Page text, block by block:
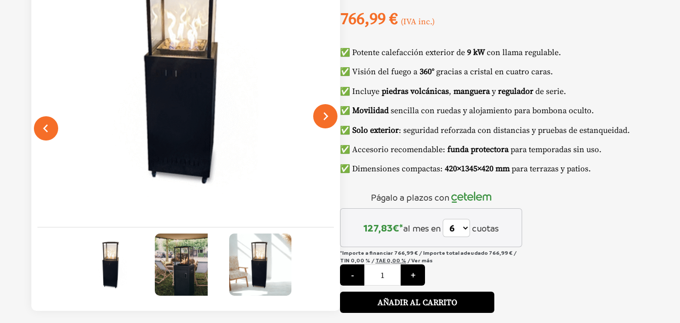
766,99€ (IVA inc.)
✅ Potente calefacción exterior de9 kWcon llama regulable.
✅ Visión del fuego a360°gracias a cristal en cuatro caras.
✅ Incluyepiedras volcánicas, manguerayreguladorde serie.
✅ Movilidadsencilla con ruedas y alojamiento para bombona oculto.
✅ Solo exterior: seguridad reforzada con distancias y pruebas de estanqueidad.
✅ Accesorio recomendable: funda protectorapara temporadas sin uso.
✅ Dimensiones compactas: 420×1345×420 mmpara terrazas y patios.
Págalo a plazos con
127,83€*al mes en cuotas
*Importe a financiar 766,99 € / Importe total adeudado 766,99 € /
TIN 0,00 % / TAE 0,00 % /Ver más
-
Estufa
exterior
IBIZA
-
OUTR
+
AÑADIR AL CARRITO